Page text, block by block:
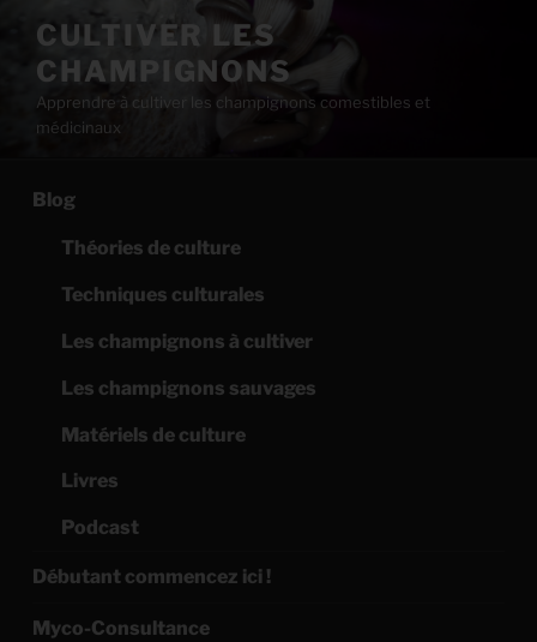
contenu
principal
CULTIVER LES
CHAMPIGNONS
Apprendre à cultiver les champignons comestibles et
médicinaux
Blog
Théories de culture
Techniques culturales
Les champignons à cultiver
Les champignons sauvages
Matériels de culture
Livres
Podcast
Débutant commencez ici !
Myco-Consultance